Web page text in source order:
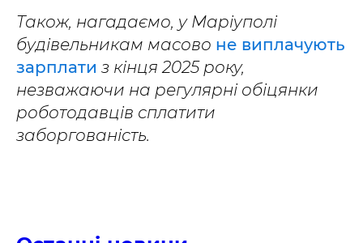
Також, нагадаємо, у Маріуполі
будівельникам масово не виплачують
зарплати з кінця 2025 року,
незважаючи на регулярні обіцянки
роботодавців сплатити
заборгованість.